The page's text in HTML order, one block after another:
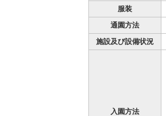
服装
通園方法
施設及び設備状況
入園方法